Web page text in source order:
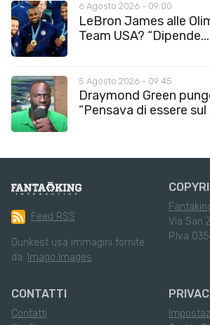
6 Agosto 2026 - 09:00
LeBron James alle
Team USA? “Dipende...
5 Agosto 2026 - 09:45
Draymond Green
“Pensava di essere sul
Feed RSS
Dunkest usa immagini fornite
da: Imago Images
Via San
P.Iva
CONTATTI
Contatti